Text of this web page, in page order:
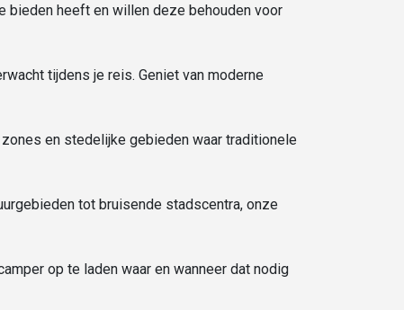
bieden heeft en willen deze behouden voor
tijdens je reis. Geniet van moderne
en stedelijke gebieden waar traditionele
tot bruisende stadscentra, onze
op te laden waar en wanneer dat nodig